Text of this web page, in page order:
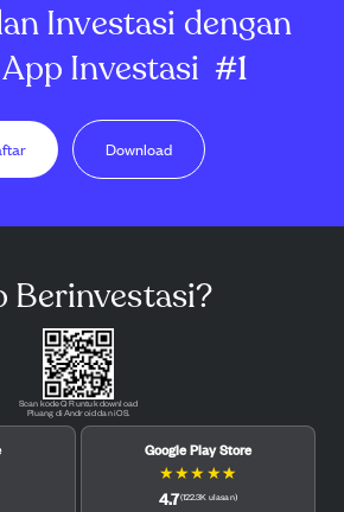
Investasi dengan
Investasi #1
Download
Berinvestasi?
Scan kode QR untuk download
Pluang di Android dan iOS.
Google Play Store
★★★ ★★
4.7(122.3K ulasan)